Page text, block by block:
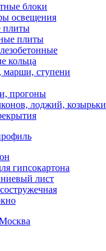
блоки
освещения
плиты
плиты
кольца
марши, ступени
прогоны
лоджий, козырьки
гипсокартона
лист